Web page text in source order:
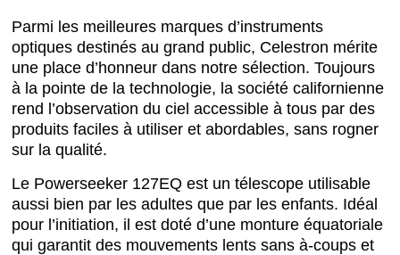
Parmi les meilleures marques d’instruments
optiques destinés au grand public, Celestron mérite
une place d’honneur dans notre sélection. Toujours
à la pointe de la technologie, la société californienne
rend l’observation du ciel accessible à tous par des
produits faciles à utiliser et abordables, sans rogner
sur la qualité.
Le Powerseeker 127EQ est un télescope utilisable
aussi bien par les adultes que par les enfants. Idéal
pour l’initiation, il est doté d’une monture équatoriale
qui garantit des mouvements lents sans à-coups et